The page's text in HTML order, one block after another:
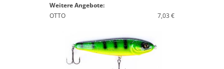
Weitere Angebote:
OTTO
7,03 €